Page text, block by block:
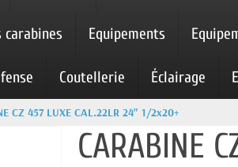
carabines Equipements
Coutellerie Éclairage
CZ 457 LUXE CAL.22LR 24" 1/2x20+
CARABINE